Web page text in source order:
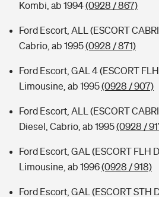
Kombi, ab 1994(0928 / 867)
Ford Escort, ALL (ESCORT
Cabrio, ab 1995(0928 / 871)
Ford Escort, GAL 4 (ESCORT
Limousine, ab 1995(0928 / 907)
Ford Escort, ALL (ESCORT
Diesel, Cabrio, ab 1995(0928 /
Ford Escort, GAL (ESCORT FLH
Limousine, ab 1996(0928 / 918)
Ford Escort, GAL (ESCORT STH